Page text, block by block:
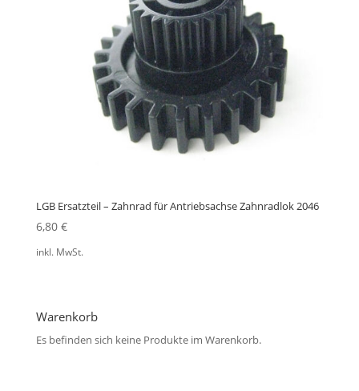
LGB Ersatzteil – Zahnrad für Antriebsachse Zahnradlok 2046
6,80 €
inkl. MwSt.
Warenkorb
Es befinden sich keine Produkte im Warenkorb.